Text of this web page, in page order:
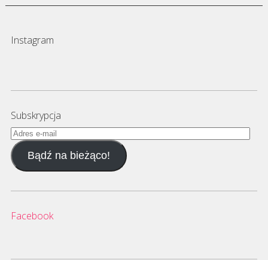
Instagram
Subskrypcja
Adres
e-
mailBądź na bieżąco!
Facebook